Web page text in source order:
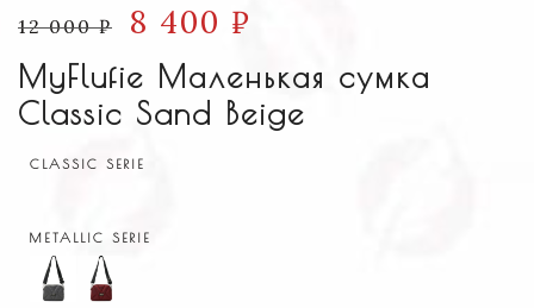
12 000₽ 8 400 ₽
MyFlufie Маленькая сумка
Classic Sand Beige
CLASSIC SERIE
METALLIC SERIE